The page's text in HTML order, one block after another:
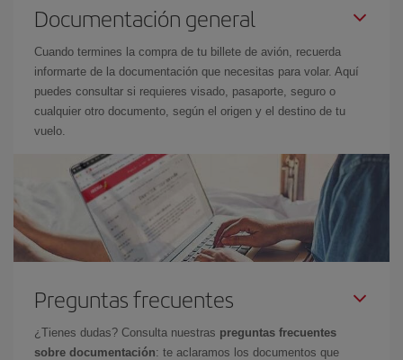
Documentación general
Cuando termines la compra de tu billete de avión, recuerda
informarte de la documentación que necesitas para volar. Aquí
puedes consultar si requieres visado, pasaporte, seguro o
cualquier otro documento, según el origen y el destino de tu
vuelo.
Preguntas frecuentes
¿Tienes dudas? Consulta nuestras preguntas frecuentes
sobre documentación: te aclaramos los documentos que